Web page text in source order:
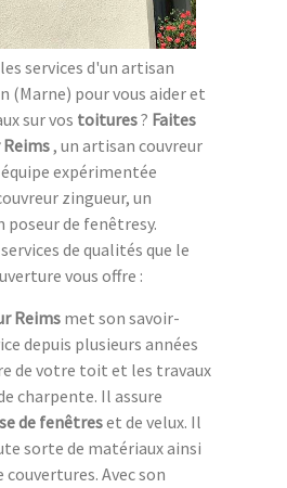
services d'un artisan
(Marne) pour vous aider et
sur vos toitures? Faites
, un artisan couvreur
expérimentée
zingueur, un
de fenêtresy.
de qualités que le
vous offre :
Reims met son savoir-
depuis plusieurs années
de votre toit et les travaux
charpente. Il assure
de fenêtreset de velux. Il
sorte de matériaux ainsi
couvertures. Avec son